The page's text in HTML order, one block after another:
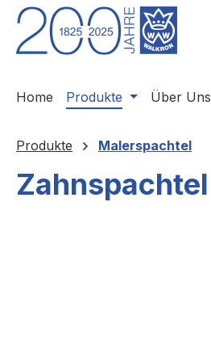
Hauptinhalt springen
Zur Suche springen
Zur Hauptnavigation springen
Home Produkte Über Uns
Produkte Malerspachtel
Zahnspachtel